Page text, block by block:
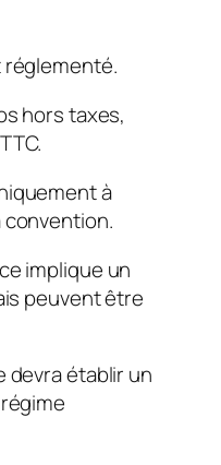
hors taxes,
à
convention.
implique un
peuvent être
devra établir un